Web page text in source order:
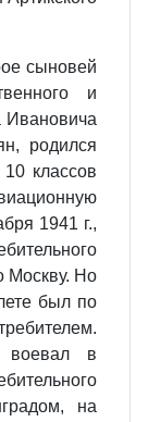
сыновей
и
Ивановича
родился
классов
1941 г.,
Москву. Но
был по
воевал в
на